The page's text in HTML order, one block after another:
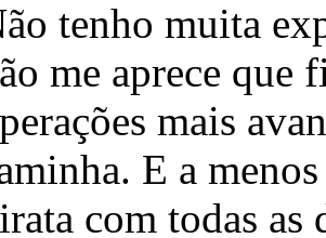
tenho muita
me aprece que
mais
E a
com todas as